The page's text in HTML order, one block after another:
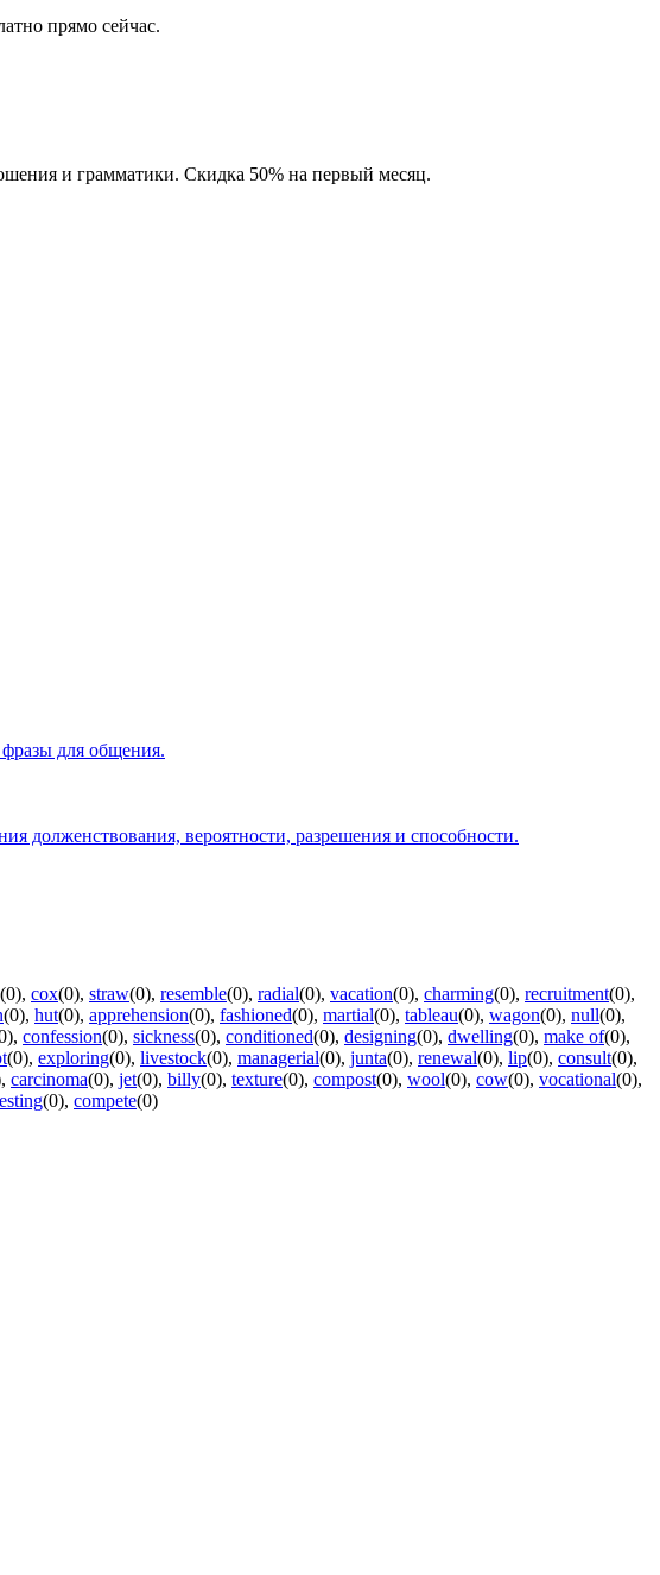
прямо сейчас.
и грамматики. Скидка 50% на первый месяц.
для общения.
долженствования, вероятности, разрешения и способности.
(0), cox(0), straw(0), resemble(0), radial(0), vacation(0), charming(0), recruitment(0),
(0), hut(0), apprehension(0), fashioned(0), martial(0), tableau(0), wagon(0), null(0),
, confession(0), sickness(0), conditioned(0), designing(0), dwelling(0), make of(0),
(0), exploring(0), livestock(0), managerial(0), junta(0), renewal(0), lip(0), consult(0),
, carcinoma(0), jet(0), billy(0), texture(0), compost(0), wool(0), cow(0), vocational(0),
(0), compete(0)